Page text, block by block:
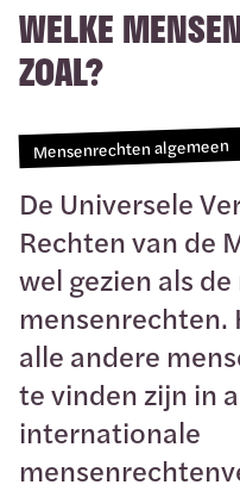
WELKE
ZOAL?
Mensenrechten algemeen
De Universele
Rechten van de
wel gezien als
mensenrechten.
alle andere
te vinden zijn in
internationale